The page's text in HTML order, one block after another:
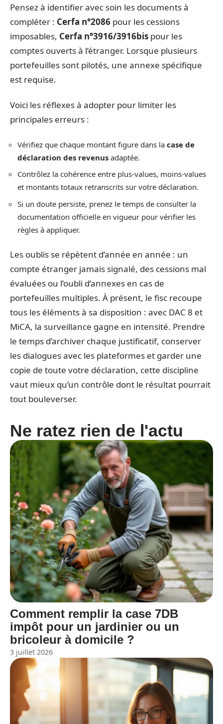
Pensez à identifier avec soin les documents à
compléter : Cerfa n°2086 pour les cessions
imposables, Cerfa n°3916/3916bis pour les
comptes ouverts à l’étranger. Lorsque plusieurs
portefeuilles sont pilotés, une annexe spécifique
est requise.
Voici les réflexes à adopter pour limiter les
principales erreurs :
Vérifiez que chaque montant figure dans la case de
déclaration des revenus adaptée.
Contrôlez la cohérence entre plus-values, moins-values
et montants totaux retranscrits sur votre déclaration.
Si un doute persiste, prenez le temps de consulter la
documentation officielle en vigueur pour vérifier les
règles à appliquer.
Les oublis se répètent d’année en année : un
compte étranger jamais signalé, des cessions mal
évaluées ou l’oubli d’annexes en cas de
portefeuilles multiples. À présent, le fisc recoupe
tous les éléments à sa disposition : avec DAC 8 et
MiCA, la surveillance gagne en intensité. Prendre
le temps d’archiver chaque justificatif, conserver
les dialogues avec les plateformes et garder une
copie de toute votre déclaration, cette discipline
vaut mieux qu’un contrôle dont le résultat pourrait
tout bouleverser.
Ne ratez rien de l'actu
Comment remplir la case 7DB
impôt pour un jardinier ou un
bricoleur à domicile ?
3 juillet 2026